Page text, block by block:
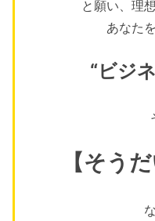
と願い、理
あなた
“ビジ
【そう